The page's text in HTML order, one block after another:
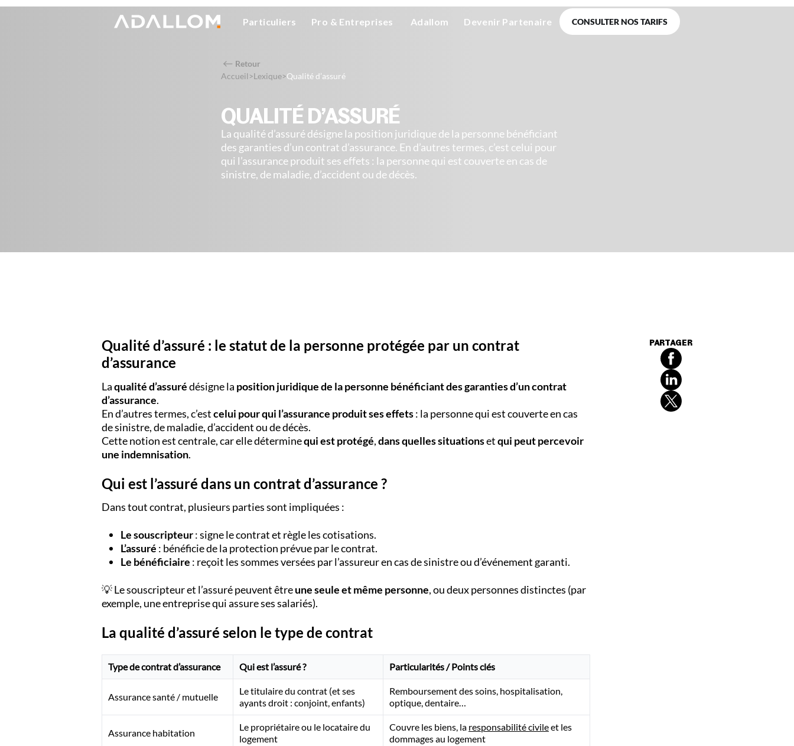
Particuliers Pro & Entreprises Adallom Devenir Partenaire CONSULTER NOS TARIFS
Retour
Accueil >Lexique>Qualité d’assuré
QUALITÉ D’ASSURÉ
La qualité d’assuré désigne la position juridique de la personne bénéficiant
des garanties d’un contrat d’assurance. En d’autres termes, c’est celui pour
qui l’assurance produit ses effets : la personne qui est couverte en cas de
sinistre, de maladie, d’accident ou de décès.
Qualité d’assuré : le statut de la personne protégée par un contrat
d’assurance
Laqualité d’assurédésigne la position juridique de la personne bénéficiant des garanties d’un contrat
d’assurance.
En d’autres termes, c’estcelui pour qui l’assurance produit ses effets: la personne qui est couverte en cas
de sinistre, de maladie, d’accident ou de décès.
Cette notion est centrale, car elle déterminequi est protégé,dans quelles situationsetqui peut percevoir
une indemnisation.
Qui est l’assuré dans un contrat d’assurance ?
Dans tout contrat, plusieurs parties sont impliquées :
Le souscripteur: signe le contrat et règle les cotisations.
L’assuré : bénéficie de la protection prévue par le contrat.
Le bénéficiaire : reçoit les sommes versées par l’assureur en cas de sinistre ou d’événement garanti.
💡 Le souscripteur et l’assuré peuvent êtreune seule et même personne, ou deux personnes distinctes (par
exemple, une entreprise qui assure ses salariés).
La qualité d’assuré selon le type de contrat
Type de contrat d’assurance Qui est l’assuré ? Particularités / Points clés
Assurance santé / mutuelle
Le titulaire du contrat (et ses
ayants droit : conjoint, enfants)
Remboursement des soins, hospitalisation,
optique, dentaire…
Assurance habitation
Le propriétaire ou le locataire du
logement
Couvre les biens, la responsabilité civileet les
dommages au logement
PARTAGER